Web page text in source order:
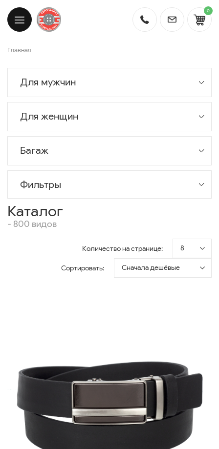
0
Главная
Для мужчин
Для женщин
Багаж
Фильтры
Каталог
- 800 видов
Количество на странице: 8
Сортировать: Сначала дешёвые